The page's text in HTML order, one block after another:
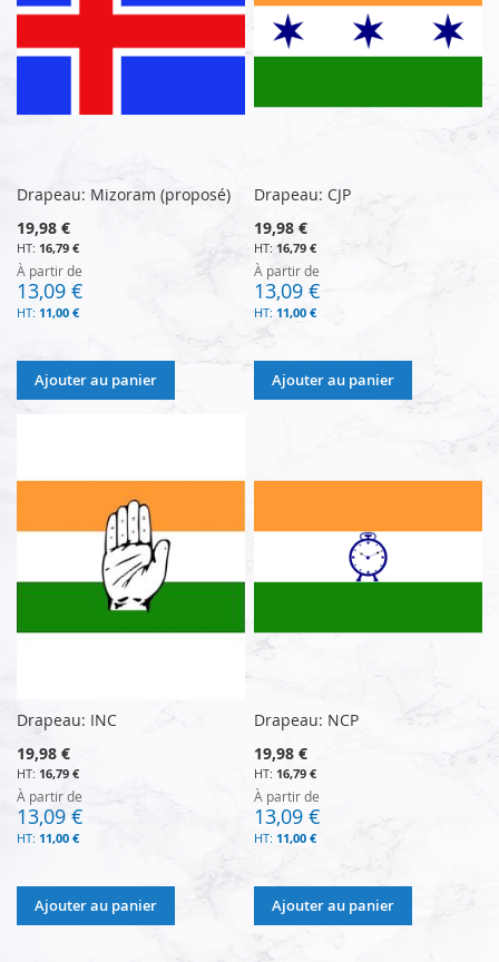
Drapeau: Mizoram (proposé)
19,98 €
16,79 €
À partir de
13,09 €
11,00 €
Ajouter au panier
Drapeau: CJP
19,98 €
16,79 €
À partir de
13,09 €
11,00 €
Ajouter au panier
Drapeau: INC
19,98 €
16,79 €
À partir de
13,09 €
11,00 €
Ajouter au panier
Drapeau: NCP
19,98 €
16,79 €
À partir de
13,09 €
11,00 €
Ajouter au panier